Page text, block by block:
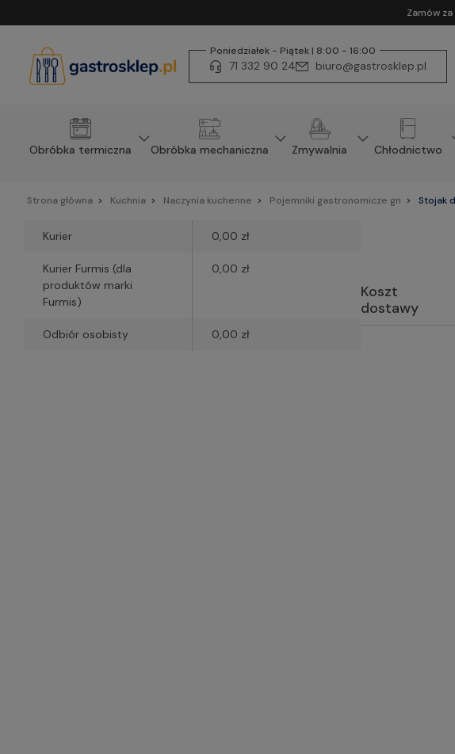
Zamów
Poniedziałek - Piątek | 8:00 - 16:00
71 332 90 24 biuro@gastrosklep.pl
Obróbka termiczna Obróbka mechaniczna Zmywalnia Chłodnictwo
Strona główna Kuchnia Naczynia kuchenne Pojemniki gastronomicze gn Stojak
Koszt
dostawy
Kurier 0,00 zł
Kurier Furmis (dla
produktów marki
Furmis)
0,00 zł
Odbiór osobisty 0,00 zł